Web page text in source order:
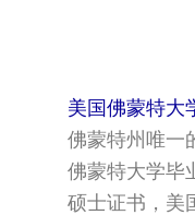
美国佛蒙特大
佛蒙特州唯一
佛蒙特大学毕
硕士证书，美